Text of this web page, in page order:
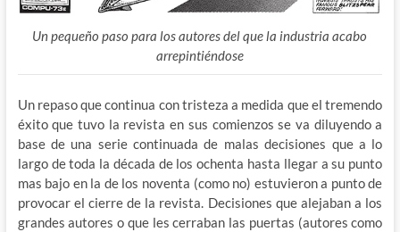
Un pequeño paso para los autores del que la industria acabo
arrepintiéndose
Un repaso que continua con tristeza a medida que el tremendo
éxito que tuvo la revista en sus comienzos se va diluyendo a
base de una serie continuada de malas decisiones que a lo
largo de toda la década de los ochenta hasta llegar a su punto
mas bajo en la de los noventa (como no) estuvieron a punto de
provocar el cierre de la revista. Decisiones que alejaban a los
grandes autores o que les cerraban las puertas (autores como